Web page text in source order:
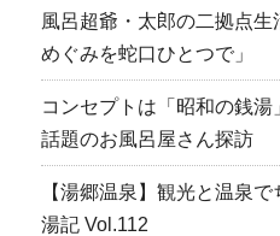
風呂超爺・太郎の二拠点
めぐみを蛇口ひとつで」
コンセプトは「昭和の銭湯
話題のお風呂屋さん探訪
【湯郷温泉】観光と温泉
湯記 Vol.112